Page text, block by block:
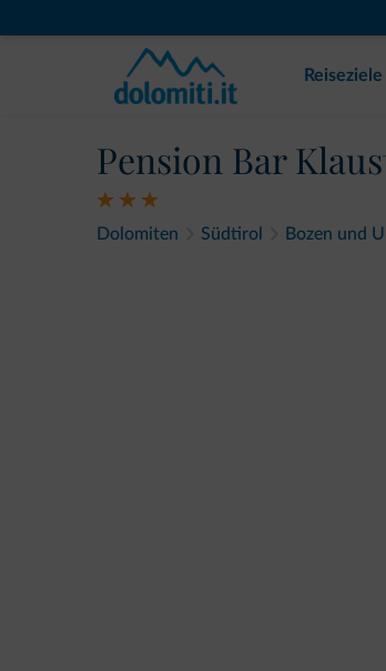
Reiseziele
Pension Bar
Dolomiten Südtirol Bozen und